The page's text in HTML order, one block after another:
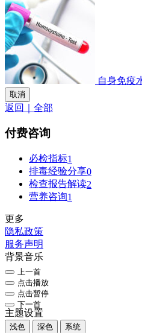
自身免疫
取消
返回｜全部
付费咨询
必检指标1
排毒经验分享0
检查报告解读2
营养咨询1
更多
隐私政策
服务声明
背景音乐
上一首
点击播放
点击暂停
下一首
主题设置
浅色 深色
系统